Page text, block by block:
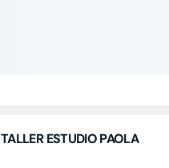
TALLER ESTUDIO PAOLA